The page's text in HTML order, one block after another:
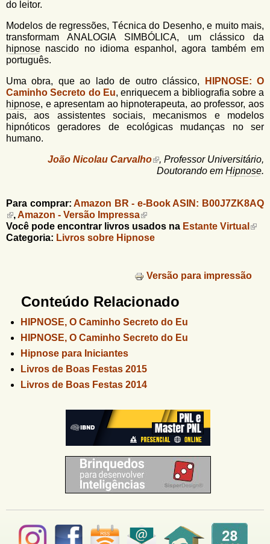
do leitor.
Modelos de regressões, Técnica do Desenho, e muito mais,
transformam ANALOGIA SIMBÓLICA, um clássico da
hipnose nascido no idioma espanhol, agora também em
português.
Uma obra, que ao lado de outro clássico,
HIPNOSE: O
Caminho Secreto do Eu, enriquecem a bibliografia sobre a
hipnose, e apresentam ao hipnoterapeuta, ao professor, aos
pais, aos assistentes sociais, mecanismos e modelos
hipnóticos geradores de ecológicas mudanças no ser
humano.
João Nicolau Carvalho
, Professor Universitário,
Doutorando em Hipnose.
Para comprar:Amazon BR - e-Book ASIN: B00J7ZK8AQ
,Amazon - Versão Impressa
Você pode encontrar livros usados na Estante Virtual
Categoria: Livros sobre Hipnose
Versão para impressão
Conteúdo Relacionado
HIPNOSE, O Caminho Secreto do Eu
HIPNOSE, O Caminho Secreto do Eu
Hipnose para Iniciantes
Livros de Boas Festas 2015
Livros de Boas Festas 2014